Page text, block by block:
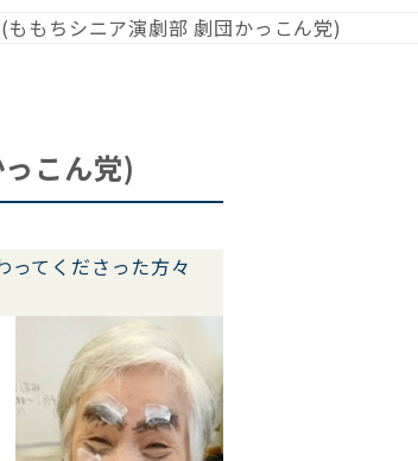
ももちシニア演劇部 劇団かっこん党)
こん党)
ってくださった方々